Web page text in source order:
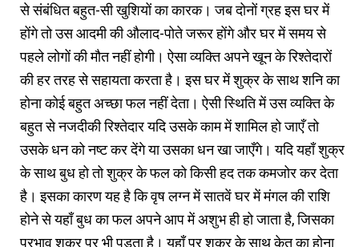
से संबंधित बहुत-सी खुशियों का कारक। जब दोनों ग्रह इस घर में
होंगे तो उस आदमी की औलाद-पोते जरूर होंगे और घर में समय से
पहले लोगों की मौत नहीं होगी। ऐसा व्यक्ति अपने खून के रिश्तेदारों
की हर तरह से सहायता करता है। इस घर में शुक्र के साथ शनि का
होना कोई बहुत अच्छा फल नहीं देता। ऐसी स्थिति में उस व्यक्ति के
बहुत से नजदीकी रिश्तेदार यदि उसके काम में शामिल हो जाएँ तो
उसके धन को नष्ट कर देंगे या उसका धन खा जाएँगे। यदि यहाँ शुक्र
के साथ बुध हो तो शुक्र के फल को किसी हद तक कमजोर कर देता
है। इसका कारण यह है कि वृष लग्न में सातवें घर में मंगल की राशि
होने से यहाँ बुध का फल अपने आप में अशुभ ही हो जाता है, जिसका
प्रभाव शुक्र पर भी पड़ता है। यहाँ पर शुक्र के साथ केतु का होना